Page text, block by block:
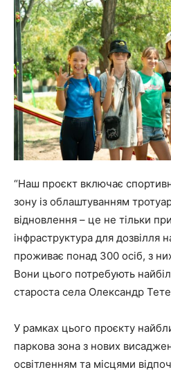
“Наш проєкт включає
зону із облаштуванням
відновлення – це не тільки
інфраструктура для дозвілля
проживає понад 300 осіб, з
Вони цього потребують
староста села Олександр
У рамках цього проєкту
паркова зона з нових
освітленням та місцями